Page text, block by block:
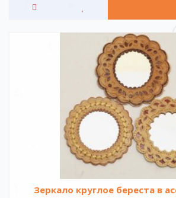
Зеркало круглое береста в